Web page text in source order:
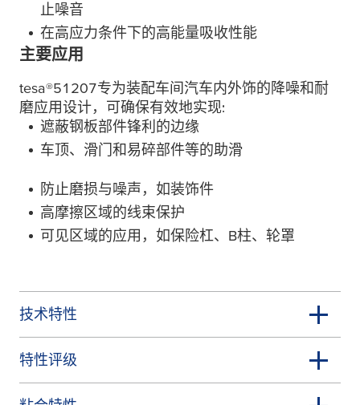
止噪音
在高应力条件下的高能量吸收性能
主要应用
tesa®51207专为装配车间汽车内外饰的降噪和耐
磨应用设计，可确保有效地实现:
遮蔽钢板部件锋利的边缘
车顶、滑门和易碎部件等的助滑
防止磨损与噪声，如装饰件
高摩擦区域的线束保护
可见区域的应用，如保险杠、B柱、轮罩
技术特性
特性评级